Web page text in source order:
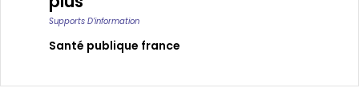
Supports D’information
Santé publique france